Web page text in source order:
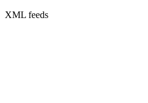
XML feeds